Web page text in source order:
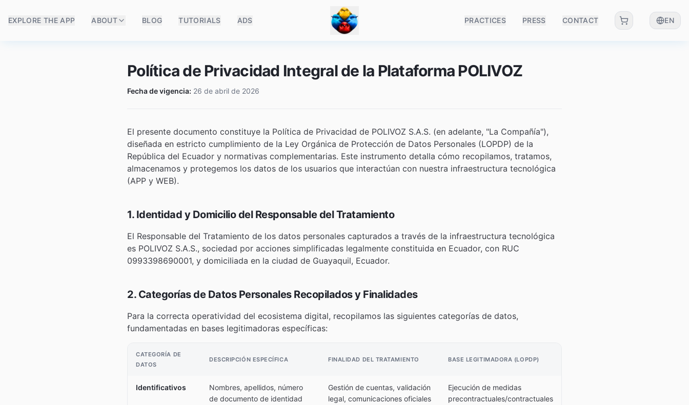
EXPLORE THE APP ABOUT BLOG TUTORIALS ADS PRACTICES PRESS CONTACT EN
Política de Privacidad Integral de la Plataforma POLIVOZ
Fecha de vigencia: 26 de abril de 2026
El presente documento constituye la Política de Privacidad de POLIVOZ S.A.S. (en adelante, "La Compañía"),
diseñada en estricto cumplimiento de la Ley Orgánica de Protección de Datos Personales (LOPDP) de la
República del Ecuador y normativas complementarias. Este instrumento detalla cómo recopilamos, tratamos,
almacenamos y protegemos los datos de los usuarios que interactúan con nuestra infraestructura tecnológica
(APP y WEB).
1. Identidad y Domicilio del Responsable del Tratamiento
El Responsable del Tratamiento de los datos personales capturados a través de la infraestructura tecnológica
es POLIVOZ S.A.S., sociedad por acciones simplificadas legalmente constituida en Ecuador, con RUC
0993398690001, y domiciliada en la ciudad de Guayaquil, Ecuador.
2. Categorías de Datos Personales Recopilados y Finalidades
Para la correcta operatividad del ecosistema digital, recopilamos las siguientes categorías de datos,
fundamentadas en bases legitimadoras específicas:
CATEGORÍA DE
DATOS
DESCRIPCIÓN ESPECÍFICA FINALIDAD DEL TRATAMIENTO BASE LEGITIMADORA (LOPDP)
Identificativos
Nombres, apellidos, número
de documento de identidad
Gestión de cuentas, validación
legal, comunicaciones oficiales
Ejecución de medidas
precontractuales/contractuales